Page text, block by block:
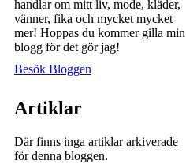
handlar om mitt liv, mode, kläder,
vänner, fika och mycket mycket
mer! Hoppas du kommer gilla min
blogg för det gör jag!
Besök Bloggen
Artiklar
Där finns inga artiklar arkiverade
för denna bloggen.